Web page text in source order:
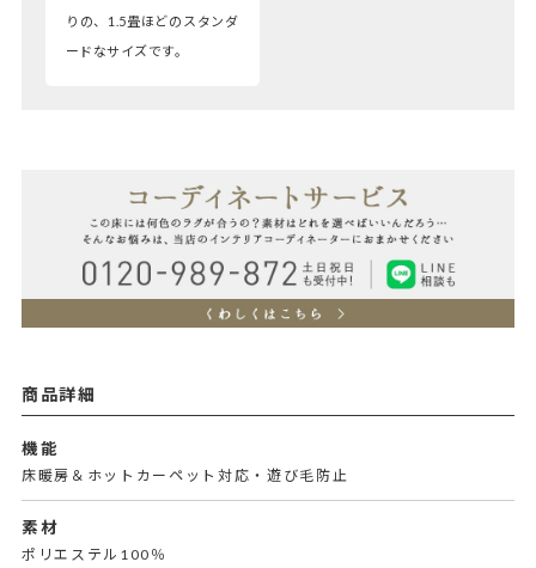
りの、1.5畳ほどのスタンダ
ードなサイズです。
商品詳細
機能
床暖房＆ホットカーペット対応・遊び毛防止
素材
ポリエステル100％